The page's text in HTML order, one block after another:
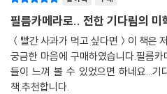
사진 속에 담긴 한국적 이미지인, 장판,
습 등이 오래된 것의 아름다움을 느끼
대 사회 속에서도 여전히 존재하는 이
느리게 흘러갑니다.
필름카메라로.. 전한 기다림의 미
＜빨간 사과가 먹고 싶다면＞이 책은
궁금한 마음에 구매하였습니다.필름
들이 느껴 볼 수 있었으면 하네요...기
책.추천합니다.